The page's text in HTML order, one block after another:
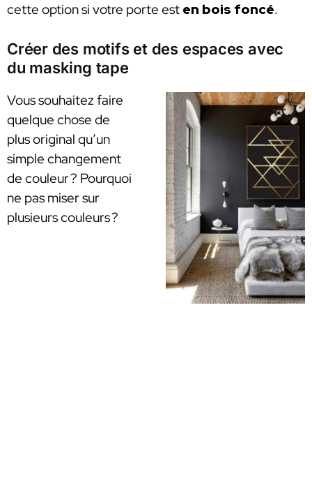
cette option si votre porte est en bois foncé.
Créer des motifs et des espaces avec
du masking tape
Vous souhaitez faire
quelque chose de
plus original qu’un
simple changement
de couleur ? Pourquoi
ne pas miser sur
plusieurs couleurs ?